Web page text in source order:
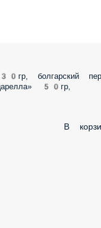
болгарский
50гр,
В